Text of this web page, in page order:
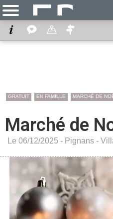
GRATUIT EN FAMILLE MARCHÉ DE
Marché de
Le 06/12/2025 - Pignans -